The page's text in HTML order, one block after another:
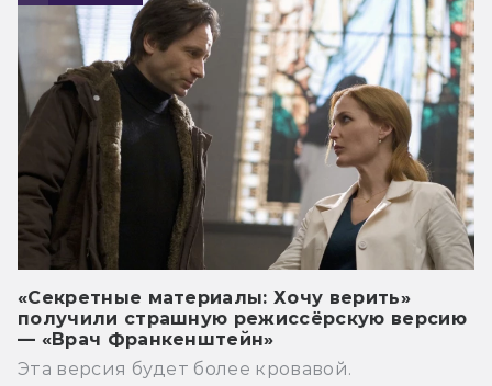
«Секретные материалы: Хочу верить»
получили страшную режиссёрскую версию
— «Врач Франкенштейн»
Эта версия будет более кровавой.